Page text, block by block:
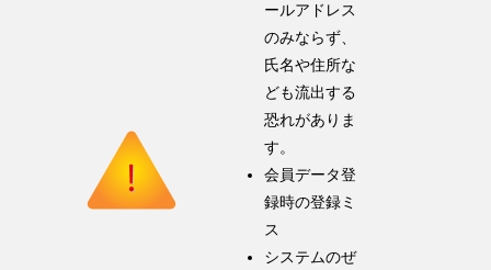
ールアドレス
のみならず、
氏名や住所な
ども流出する
恐れがありま
す。
会員データ登
録時の登録ミ
ス
システムのぜ